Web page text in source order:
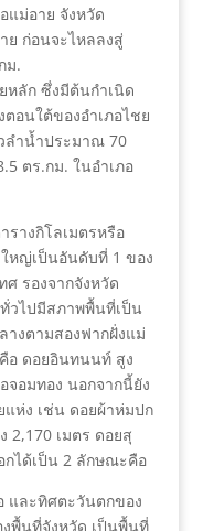
แม่อาย จังหวัด
ย ก่อนจะไหลลงสู่
ม.
หลัก ซึ่งมีต้นกำเนิด
อนใต้ของอำเภอไชย
ลำน้ำประมาณ 70
ตร.กม. ในอำเภอ
รางกิโลเมตรหรือ
หญ่เป็นอันดับที่ 1 ของ
รองจากจังหวัด
วไปมีสภาพพื้นที่เป็น
างตามสองฟากฝั่งแม่
อ ดอยอินทนนท์ สูง
จอมทอง นอกจากนี้ยัง
ห่ง เช่น ดอยผ้าห่มปก
2,170 เมตร ดอยสุ
กได้เป็น 2 ลักษณะคือ
และทิศตะวันตกของ
พื้นที่จังหวัด เป็นพื้นที่